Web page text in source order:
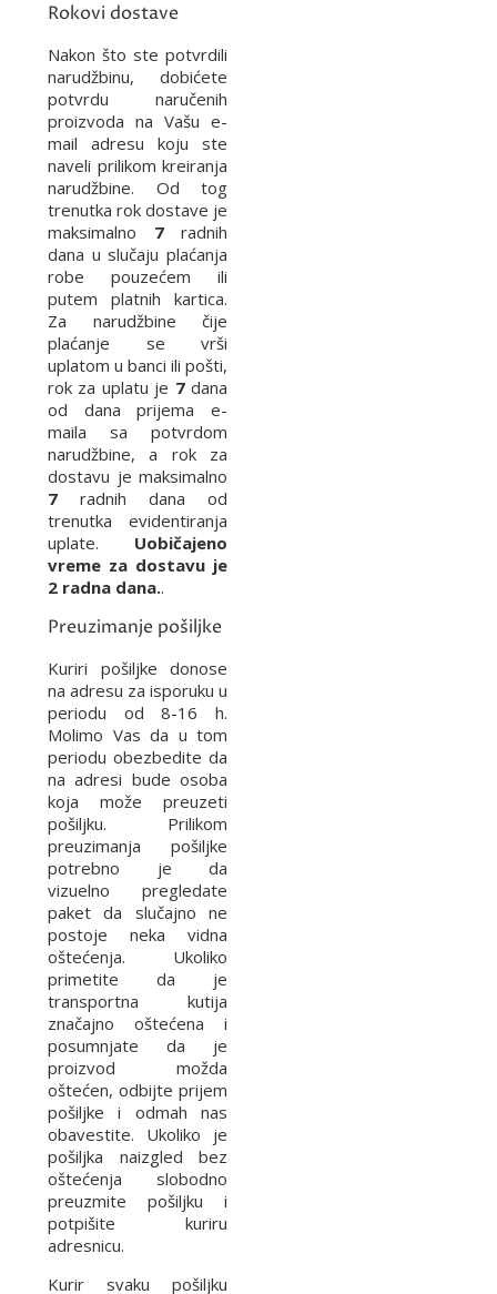
Rokovi dostave
Nakon što ste potvrdili
narudžbinu, dobićete
potvrdu naručenih
proizvoda na Vašu e-
mail adresu koju ste
naveli prilikom kreiranja
narudžbine. Od tog
trenutka rok dostave je
maksimalno 7radnih
dana u slučaju plaćanja
robe pouzećem ili
putem platnih kartica.
Za narudžbine čije
plaćanje se vrši
uplatom u banci ili pošti,
rok za uplatu je 7dana
od dana prijema e-
maila sa potvrdom
narudžbine, a rok za
dostavu je maksimalno
7 radnih dana od
trenutka evidentiranja
uplate. Uobičajeno
vreme za dostavu je
2 radna dana..
Preuzimanje pošiljke
Kuriri pošiljke donose
na adresu za isporuku u
periodu od 8-16 h.
Molimo Vas da u tom
periodu obezbedite da
na adresi bude osoba
koja može preuzeti
pošiljku. Prilikom
preuzimanja pošiljke
potrebno je da
vizuelno pregledate
paket da slučajno ne
postoje neka vidna
oštećenja. Ukoliko
primetite da je
transportna kutija
značajno oštećena i
posumnjate da je
proizvod možda
oštećen, odbijte prijem
pošiljke i odmah nas
obavestite. Ukoliko je
pošiljka naizgled bez
oštećenja slobodno
preuzmite pošiljku i
potpišite kuriru
adresnicu.
Kurir svaku pošiljku